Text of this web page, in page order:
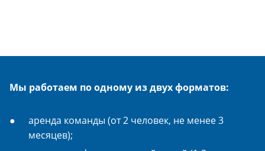
Мы работаем по одному из двух форматов:
аренда команды (от 2 человек, не менее 3
месяцев);